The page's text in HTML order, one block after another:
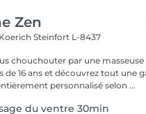
Zen
Steinfort L-8437
chouchouter par une
de 16 ans et découvrez tout une
personnalisé selon ...
du ventre 30min